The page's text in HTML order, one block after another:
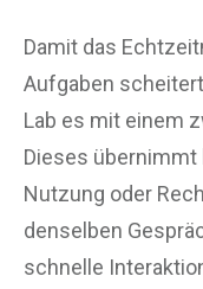
Damit das
Aufgaben
Lab es mit einem
Dieses übernimmt
Nutzung oder
denselben
schnelle